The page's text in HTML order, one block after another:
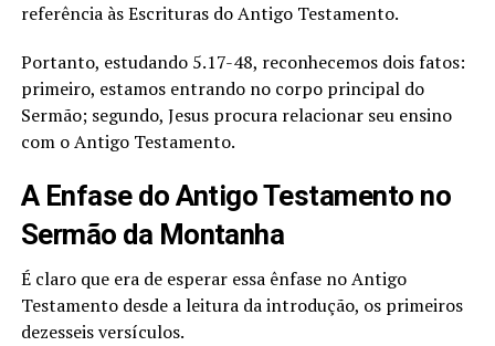
referência às Escrituras do Antigo Testamento.
Portanto, estudando 5.17-48, reconhecemos dois fatos:
primeiro, estamos entrando no corpo principal do
Sermão; segundo, Jesus procura relacionar seu ensino
com o Antigo Testamento.
A Enfase do Antigo Testamento no
Sermão da Montanha
É claro que era de esperar essa ênfase no Antigo
Testamento desde a leitura da introdução, os primeiros
dezesseis versículos.